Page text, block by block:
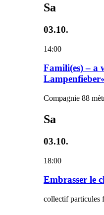
Sa
03.10.
14:00
Famili(es) – a
Compagnie 88
Sa
03.10.
18:00
Embrasser le
collectif particules